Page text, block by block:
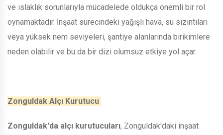
ve ıslaklık sorunlarıyla mücadelede oldukça önemli bir rol
oynamaktadır. İnşaat sürecindeki yağışlı hava, su sızıntıları
veya yüksek nem seviyeleri, şantiye alanlarında birikimlere
neden olabilir ve bu da bir dizi olumsuz etkiye yol açar.
Zonguldak Alçı Kurutucu
Zonguldak'da alçı kurutucuları, Zonguldak'daki inşaat